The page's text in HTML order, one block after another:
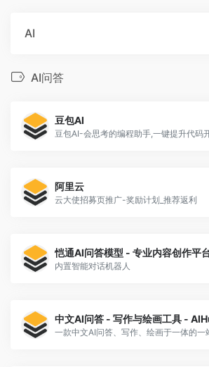
AI
AI问答
豆包AI
豆包AI-会思考的编程助手,一键提升代码
阿里云
云大使招募页推广-奖励计划_推荐返利
恺通AI问答模型 - 专业内容创作平
内置智能对话机器人
中文AI问答 - 写作与绘画工具 -
一款中文AI问答、写作、绘画于一体的一